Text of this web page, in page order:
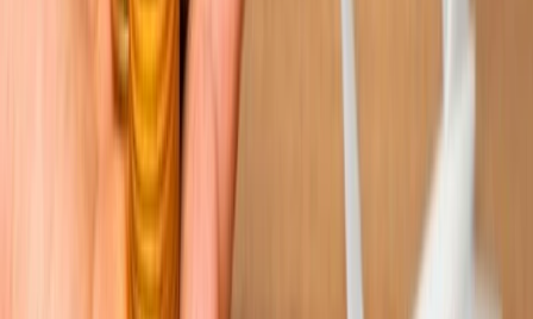
Experto en hoteles
Recent Blogs de viajes